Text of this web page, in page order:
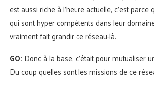
est aussi riche à l’heure actuelle, c’est parce
qui sont hyper compétents dans leur
vraiment fait grandir ce réseau-là.
GO: Donc à la base, c’était pour mutualiser
Du coup quelles sont les missions de ce